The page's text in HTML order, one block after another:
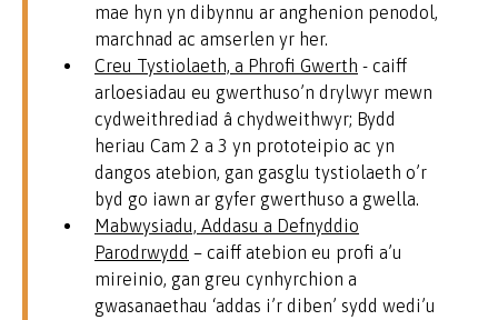
mae hyn yn dibynnu ar anghenion penodol,
marchnad ac amserlen yr her.
Creu Tystiolaeth, a Phrofi Gwerth - caiff
arloesiadau eu gwerthuso’n drylwyr mewn
cydweithrediad â chydweithwyr; Bydd
heriau Cam 2 a 3 yn prototeipio ac yn
dangos atebion, gan gasglu tystiolaeth o’r
byd go iawn ar gyfer gwerthuso a gwella.
Mabwysiadu, Addasu a Defnyddio
Parodrwydd – caiff atebion eu profi a’u
mireinio, gan greu cynhyrchion a
gwasanaethau ‘addas i’r diben’ sydd wedi’u